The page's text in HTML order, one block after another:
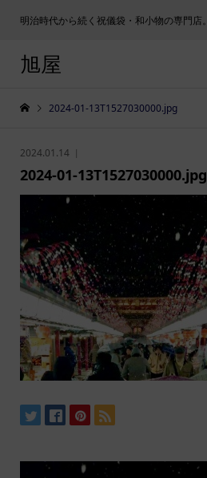
明治時代から続く祝儀袋・和小物の専門店。
旭屋
2024-01-13T1527030000.jpg
2024.01.14
2024-01-13T1527030000.jpg